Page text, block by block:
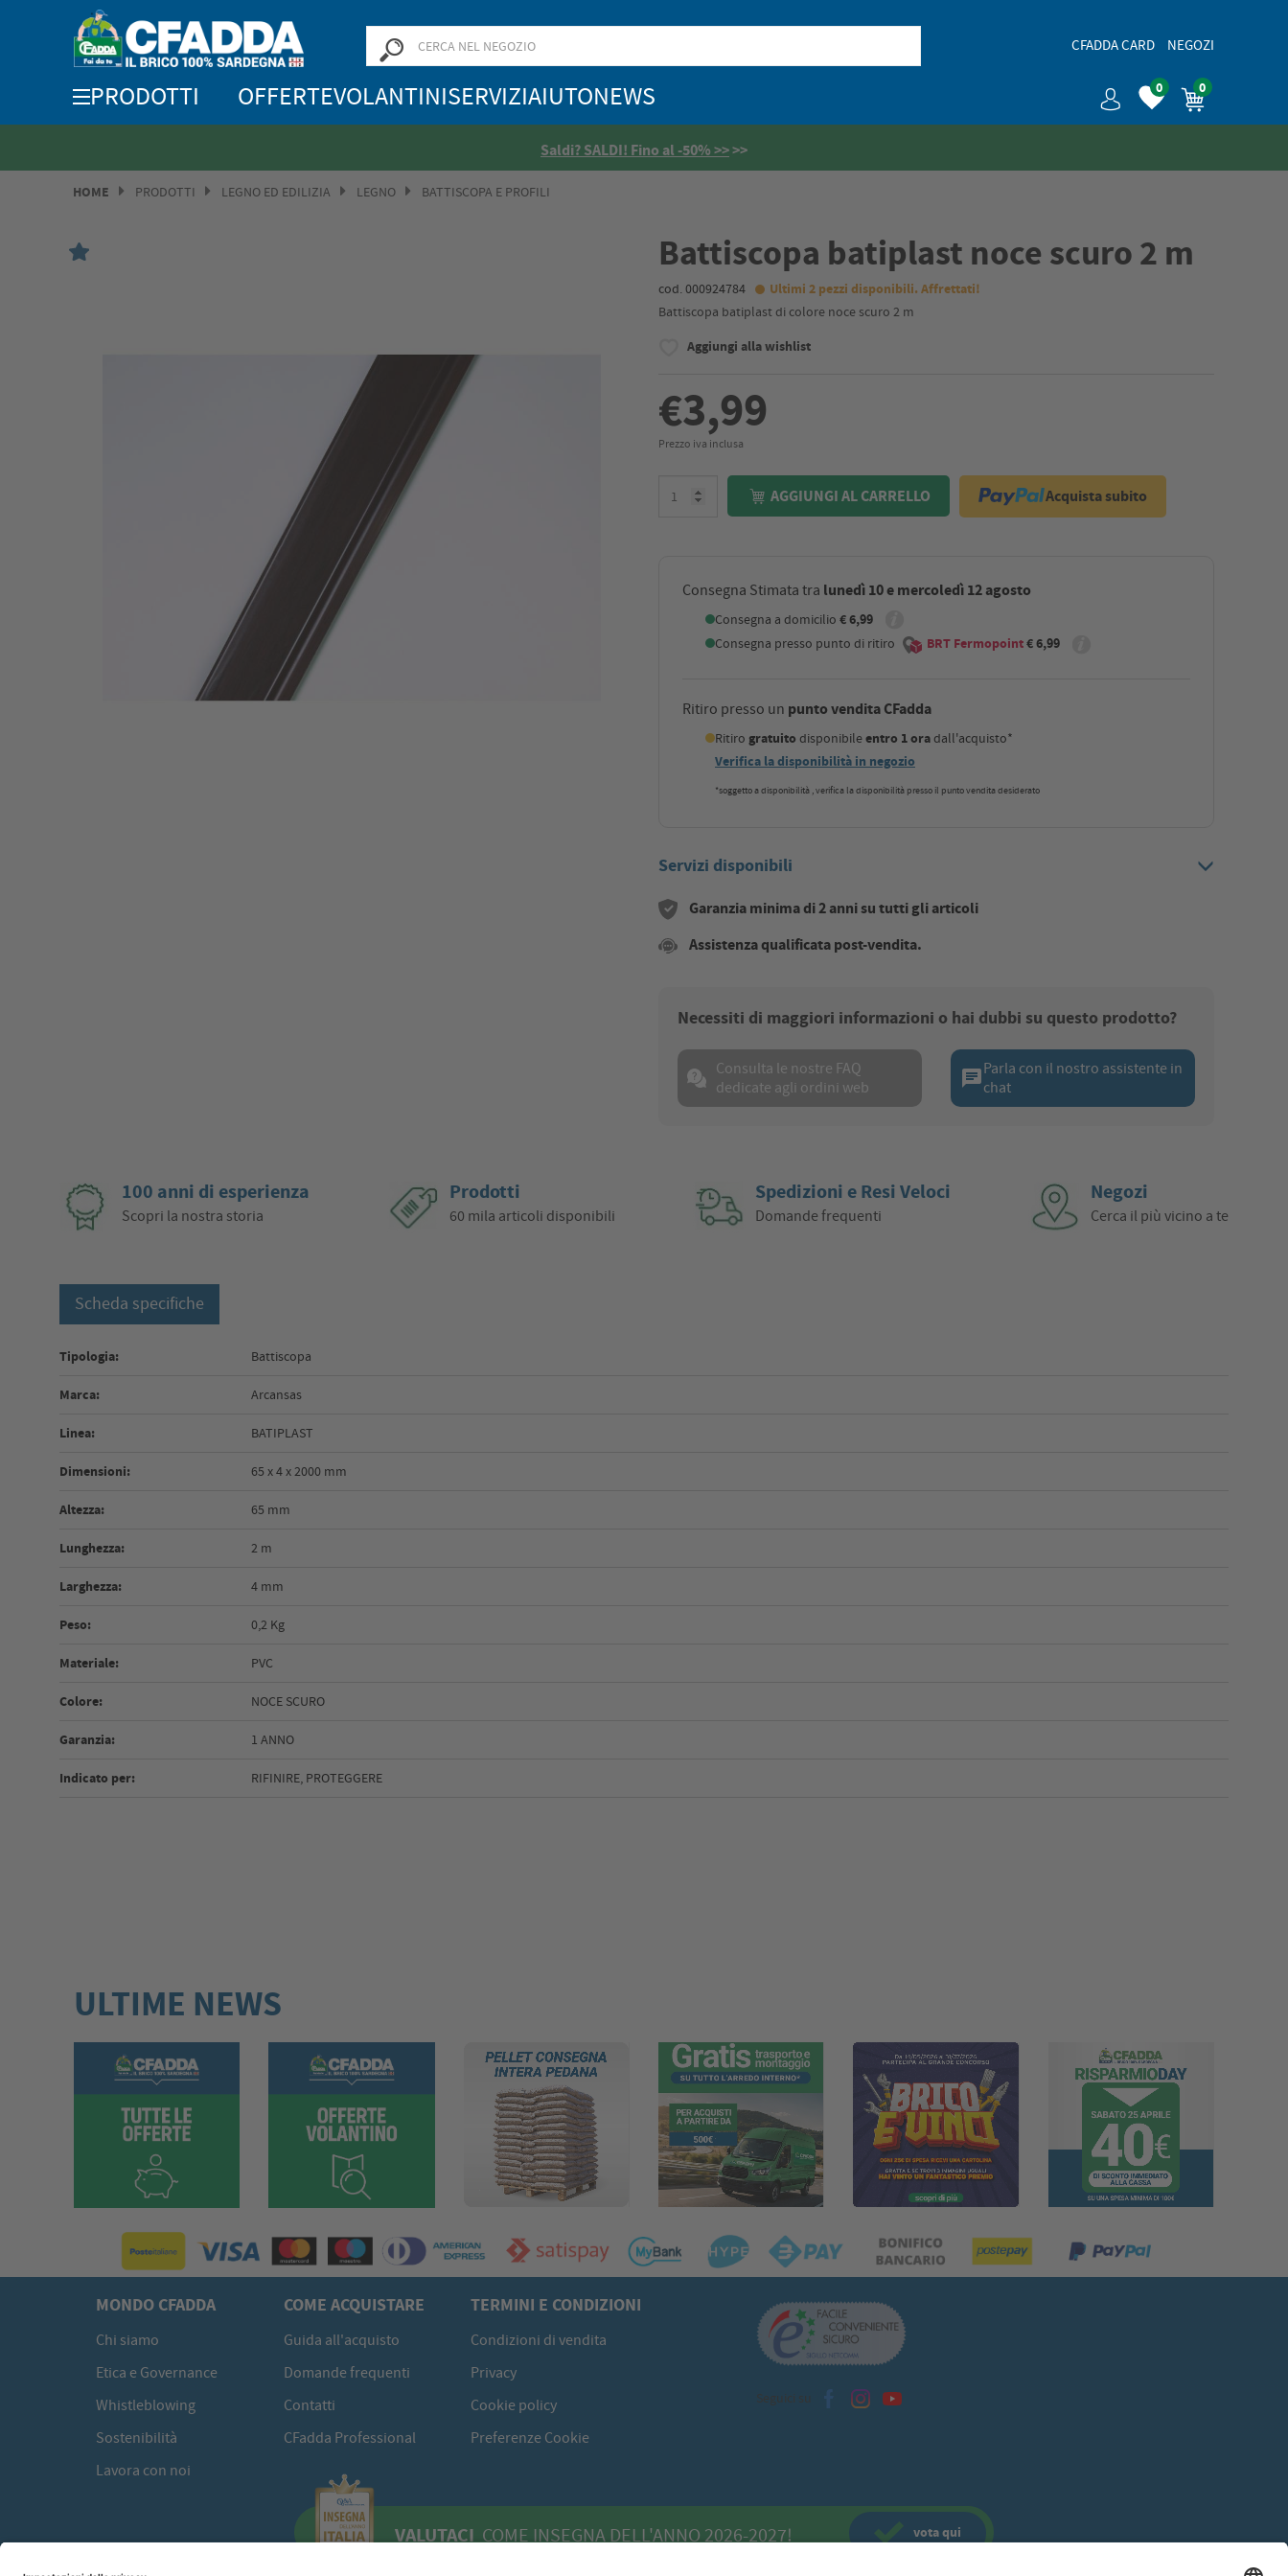
CFADDA CARD NEGOZI
0 0
PRODOTTI OFFERTEVOLANTINISERVIZIAIUTONEWS
Saldi? SALDI! Fino al -50% >>>>
HOME PRODOTTI LEGNO ED EDILIZIA LEGNO BATTISCOPA E PROFILI
Battiscopa batiplast noce scuro 2 m
cod. 000924784 Ultimi 2 pezzi disponibili. Affrettati!
Battiscopa batiplast di colore noce scuro 2 m
Aggiungi alla wishlist
€3,99
Prezzo iva inclusa
AGGIUNGI AL CARRELLO Acquista subito
Consegna Stimata tra lunedì 10 e mercoledì 12 agosto
Consegna a domicilio € 6,99
Consegna presso punto di ritiro BRT Fermopoint€ 6,99
Ritiro presso un punto vendita CFadda
Ritiro gratuito disponibileentro 1 oradall'acquisto*
Verifica la disponibilità in negozio
*soggetto a disponibilità , verifica la disponibilità presso il punto vendita desiderato
Servizi disponibili
Garanzia minima di 2 anni su tutti gli articoli
Assistenza qualificata post-vendita.
Necessiti di maggiori informazioni o hai dubbi su questo prodotto?
Consulta le nostre FAQ
dedicate agli ordini web
chatParla con il nostro assistente in
chat
100 anni di esperienza
Scopri la nostra storia
Prodotti
60 mila articoli disponibili
Spedizioni e Resi Veloci
Domande frequenti
Negozi
Cerca il più vicino a te
Scheda specifiche
Tipologia: Battiscopa
Marca: Arcansas
Linea: BATIPLAST
Dimensioni: 65 x 4 x 2000 mm
Altezza: 65 mm
Lunghezza: 2 m
Larghezza: 4 mm
Peso: 0,2 Kg
Materiale: PVC
Colore: NOCE SCURO
Garanzia: 1 ANNO
Indicato per: RIFINIRE, PROTEGGERE
ULTIME NEWS
MONDO CFADDA
Chi siamo
Etica e Governance
Whistleblowing
Sostenibilità
Lavora con noi
COME ACQUISTARE
Guida all'acquisto
Domande frequenti
Contatti
CFadda Professional
TERMINI E CONDIZIONI
Condizioni di vendita
Privacy
Cookie policy
Preferenze Cookie
Seguici su
VALUTACI COME INSEGNA DELL'ANNO 2026-2027! votaqui